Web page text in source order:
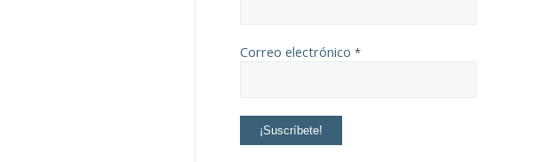
Correo electrónico *